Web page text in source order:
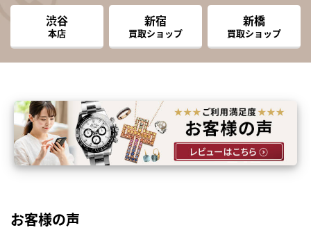
渋谷
本店
新宿
買取ショップ
新橋
買取ショップ
お客様の声